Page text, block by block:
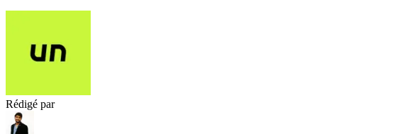
Rédigé par